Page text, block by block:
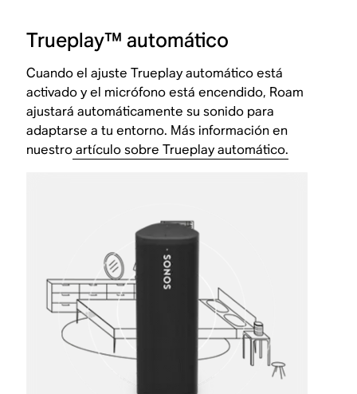
Trueplay™ automático
Cuando el ajuste Trueplay automático está
activado y el micrófono está encendido, Roam
ajustará automáticamente su sonido para
adaptarse a tu entorno. Más información en
nuestroartículo sobre Trueplay automático.